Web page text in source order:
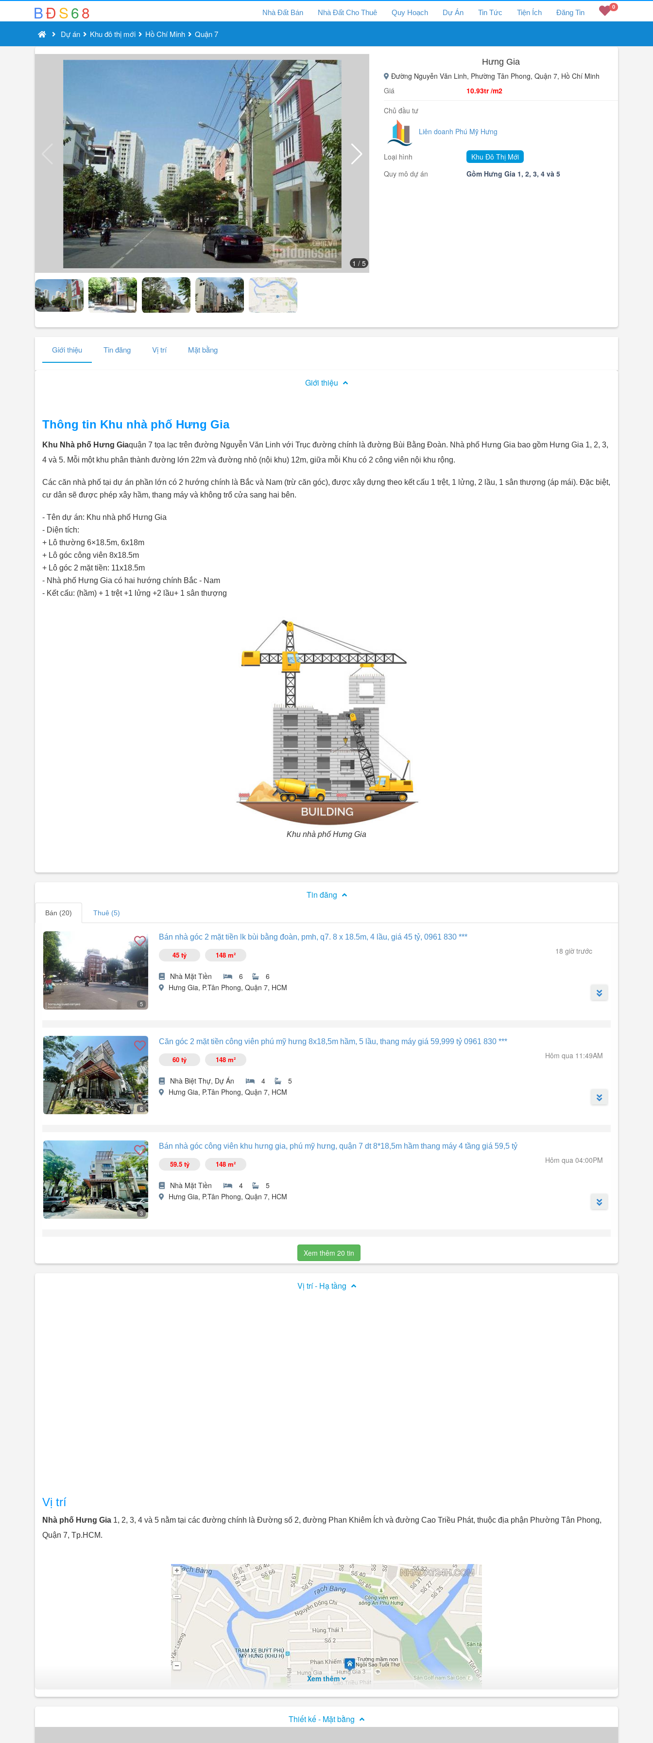
BĐS68 Nhà Đất Bán Nhà Đất Cho Thuê Quy Hoạch Dự Án Tin Tức Tiện Ích Đăng Tin
0
Dự án Khu đô thị mới Hồ Chí Minh Quận 7
1 / 5
Hưng Gia
Đường Nguyễn Văn Linh, Phường Tân Phong, Quận 7, Hồ Chí Minh
Giá
10.93tr /m2
Chủ đầu tư
Liên doanh Phú Mỹ Hưng
Loại hình
Khu Đô Thị Mới
Quy mô dự án
Gồm Hưng Gia 1, 2, 3, 4 và 5
Giới thiệu Tin đăng Vị trí Mặt bằng
Giới thiệu
Thông tin Khu nhà phố Hưng Gia
Khu Nhà phố Hưng Giaquận 7 tọa lạc trên đường Nguyễn Văn Linh với Trục đường chính là đường Bùi Bằng Đoàn. Nhà phố Hưng Gia bao gồm Hưng Gia 1, 2, 3,
4 và 5. Mỗi một khu phân thành đường lớn 22m và đường nhỏ (nội khu) 12m, giữa mỗi Khu có 2 công viên nội khu rộng.
Các căn nhà phố tại dự án phần lớn có 2 hướng chính là Bắc và Nam (trừ căn góc), được xây dựng theo kết cấu 1 trệt, 1 lửng, 2 lầu, 1 sân thượng (áp mái). Đặc biệt,
cư dân sẽ được phép xây hầm, thang máy và không trổ cửa sang hai bên.
- Tên dự án: Khu nhà phố Hưng Gia
- Diện tích:
+ Lô thường 6×18.5m, 6x18m
+ Lô góc công viên 8x18.5m
+ Lô góc 2 mặt tiền: 11x18.5m
- Nhà phố Hưng Gia có hai hướng chính Bắc - Nam
- Kết cấu: (hầm) + 1 trệt +1 lửng +2 lầu+ 1 sân thượng
Khu nhà phố Hưng Gia
Tin đăng
Bán (20) Thuê (5)
5
Bán nhà góc 2 mặt tiền lk bùi bằng đoàn, pmh, q7. 8 x 18.5m, 4 lầu, giá 45 tỷ, 0961 830 ***
18 giờ trước
45 tỷ 148 m²
Nhà Mặt Tiền 6
6
Hưng Gia, P.Tân Phong, Quận 7, HCM
DT: 8 x 18.5m, 4 lầu.
Có hợp đồng thuê: 100tr/th.
Giá 45 tỷ TL gặp chủ.
LH: .
8
Căn góc 2 mặt tiền công viên phú mỹ hưng 8x18,5m hầm, 5 lầu, thang máy giá 59,999 tỷ 0961 830 ***
Hôm qua 11:49AM
60 tỷ 148 m²
Nhà Biệt Thự, Dự Án 4
5
Hưng Gia, P.Tân Phong, Quận 7, HCM
- Địa chỉ: Hưng Gia - Bùi Bằng Đoàn P. Tân Hưng. TP. HCM.
- Diện tích: 8x18,5m.
- Kết cấu: Hầm, 5 tầng, có thang máy.
- Nhà mới đẹp, vào giao ngay.
- Giá bán: 59,999 tỷ.
Gọi ngay: Đăng Khôi BĐS .
3
Bán nhà góc công viên khu hưng gia, phú mỹ hưng, quận 7 dt 8*18,5m hầm thang máy 4 tầng giá 59,5 tỷ
Hôm qua 04:00PM
59.5 tỷ 148 m²
Nhà Mặt Tiền 4
5
Hưng Gia, P.Tân Phong, Quận 7, HCM
- Nhà có nội thất đẹp và đầy đủ.
Xem thêm 20 tin
Vị trí - Hạ tầng
Vị trí
Nhà phố Hưng Gia 1, 2, 3, 4 và 5 nằm tại các đường chính là Đường số 2, đường Phan Khiêm Ích và đường Cao Triều Phát, thuộc địa phận Phường Tân Phong,
Quận 7, Tp.HCM.
Xem thêm
Thiết kế - Mặt bằng